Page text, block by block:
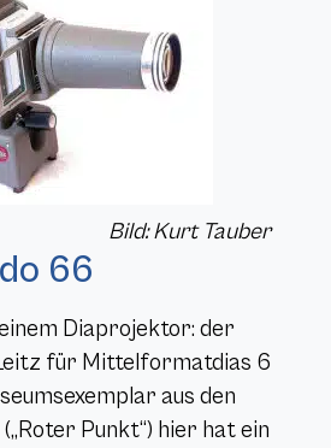
Bild: Kurt Tauber
66
Diaprojektor: der
für Mittelformatdias 6
aus den
Punkt“) hier hat ein